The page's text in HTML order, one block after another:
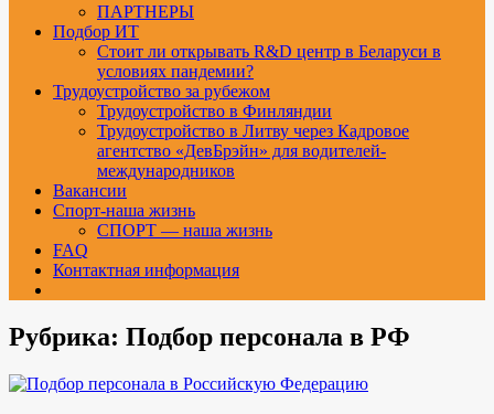
ПАРТНЕРЫ
Подбор ИТ
Стоит ли открывать R&D центр в Беларуси в
условиях пандемии?
Трудоустройство за рубежом
Трудоустройство в Финляндии
Трудоустройство в Литву через Кадровое
агентство «ДевБрэйн» для водителей-
международников
Вакансии
Спорт-наша жизнь
СПОРТ — наша жизнь
FAQ
Контактная информация
Рубрика: Подбор персонала в РФ